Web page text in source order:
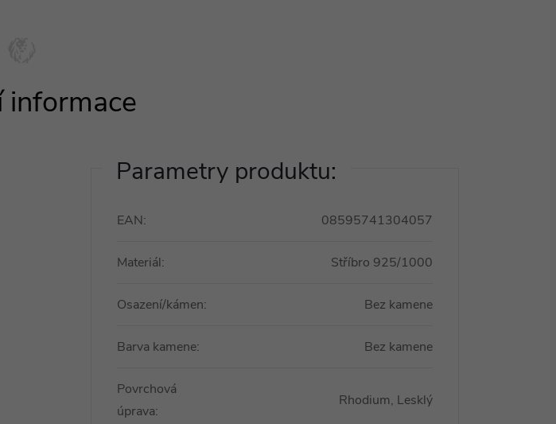
Parametry produktu:
EAN: 08595741304057
Materiál: Stříbro 925/1000
Osazení/kámen: Bez kamene
Barva kamene: Bez kamene
Povrchová
úprava:
Rhodium, Lesklý